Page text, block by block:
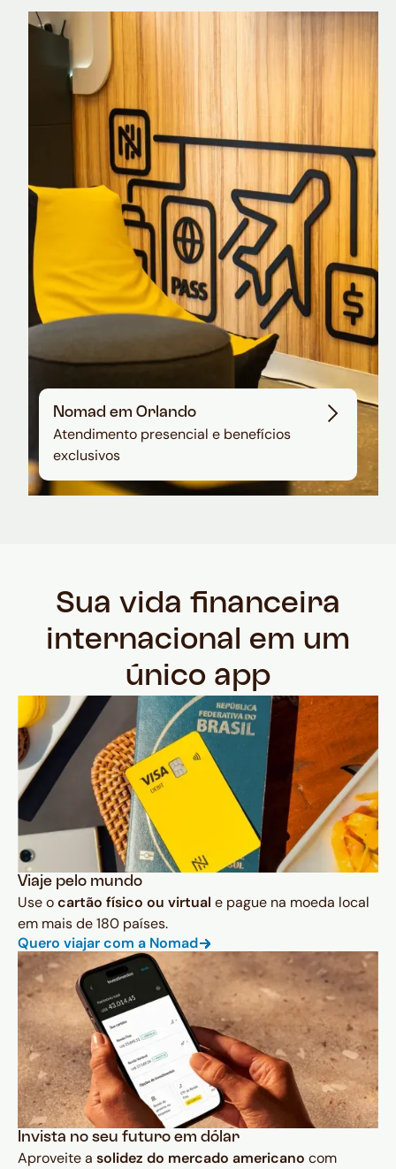
Nomad Explorer
Cartão de crédito brasileiro com cashback
em dólar
Nomad em Orlando
Atendimento presencial e benefícios
exclusivos
Sua vida financeira
internacional em um
único app
Viaje pelo mundo
Use ocartão físico ou virtual e pague na moeda local
em mais de 180 países.
Quero viajar com a Nomad
Invista no seu futuro em dólar
Aproveite a solidez do mercado americano com